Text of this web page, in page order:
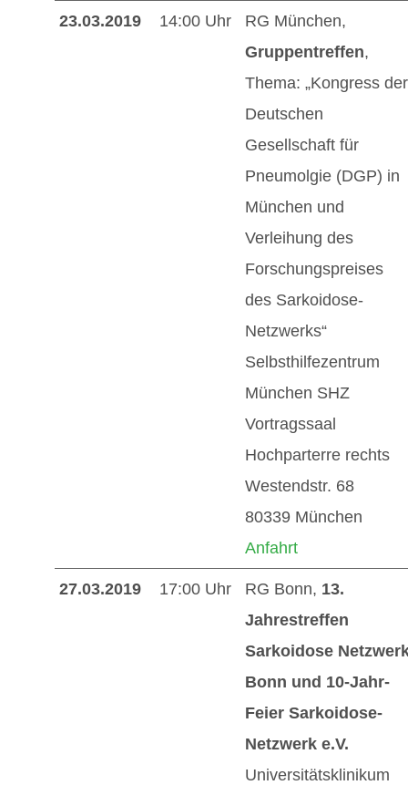
23.03.2019 14:00 Uhr
RG München,
Gruppentreffen,
Thema: „Kongress der
Deutschen
Gesellschaft für
Pneumolgie (DGP) in
München und
Verleihung des
Forschungspreises
des Sarkoidose-
Netzwerks“
Selbsthilfezentrum
München SHZ
Vortragssaal
Hochparterre rechts
Westendstr. 68
80339 München
Anfahrt
27.03.2019 17:00 Uhr RG Bonn, 13.
Jahrestreffen
Sarkoidose
Bonn und 10-Jahr-
Feier Sarkoidose-
Netzwerk e.V.
Universitätsklinikum